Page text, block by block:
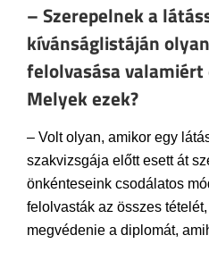
– Szerepelnek a
kívánságlistáján
felolvasása valamiért
Melyek ezek?
– Volt olyan, amikor egy
szakvizsgája előtt esett át
önkénteseink csodálatos
felolvasták az összes
megvédenie a diplomát,